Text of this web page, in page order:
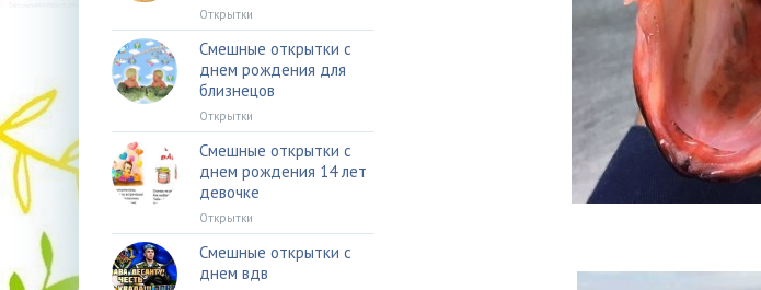
Открытки
Смешные открытки с
днем рождения для
близнецов
Открытки
Смешные открытки с
днем рождения 14 лет
девочке
Открытки
Смешные открытки с
днем вдв